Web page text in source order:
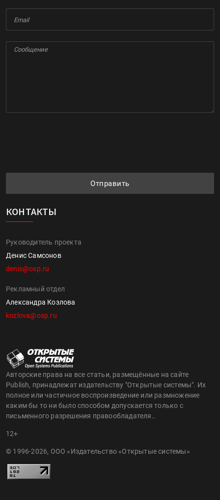
Отправить
КОНТАКТЫ
Руководитель проекта
Денис Самсонов
denis@osp.ru
Рекламный отдел
Александра Козлова
kozlova@osp.ru
Авторские права на все статьи, размещённые на сайте
Publish, принадлежат издательству "Открытые системы". Их
полное или частичное воспроизведение или размножение
каким бы то ни было способом допускается только с
письменного разрешения правообладателя..
12+
© 1996-2026, ООО «Издательство «Открытые системы»